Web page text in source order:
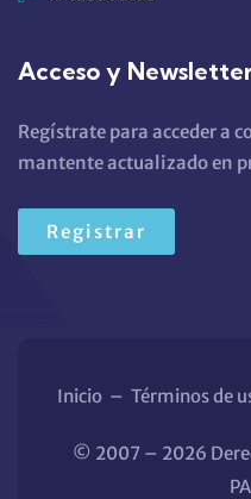
Acceso y
Regístrate para acceder a
mantente actualizado en
Registrar
Inicio– Términos de
© 2007 – 2026